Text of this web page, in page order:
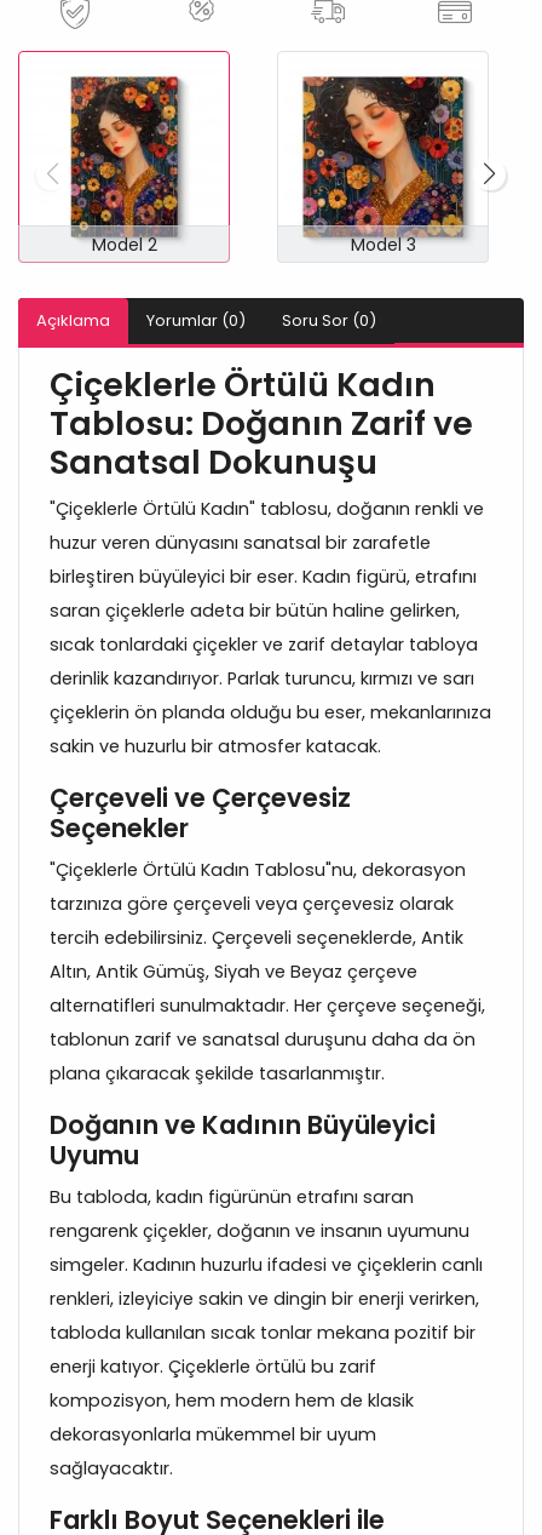
Model 2 Model 3
Açıklama Yorumlar (0) Soru Sor (0)
Çiçeklerle Örtülü Kadın
Tablosu: Doğanın Zarif ve
Sanatsal Dokunuşu
"Çiçeklerle Örtülü Kadın" tablosu, doğanın renkli ve
huzur veren dünyasını sanatsal bir zarafetle
birleştiren büyüleyici bir eser. Kadın figürü, etrafını
saran çiçeklerle adeta bir bütün haline gelirken,
sıcak tonlardaki çiçekler ve zarif detaylar tabloya
derinlik kazandırıyor. Parlak turuncu, kırmızı ve sarı
çiçeklerin ön planda olduğu bu eser, mekanlarınıza
sakin ve huzurlu bir atmosfer katacak.
Çerçeveli ve Çerçevesiz
Seçenekler
"Çiçeklerle Örtülü Kadın Tablosu"nu, dekorasyon
tarzınıza göre çerçeveli veya çerçevesiz olarak
tercih edebilirsiniz. Çerçeveli seçeneklerde, Antik
Altın, Antik Gümüş, Siyah ve Beyaz çerçeve
alternatifleri sunulmaktadır. Her çerçeve seçeneği,
tablonun zarif ve sanatsal duruşunu daha da ön
plana çıkaracak şekilde tasarlanmıştır.
Doğanın ve Kadının Büyüleyici
Uyumu
Bu tabloda, kadın figürünün etrafını saran
rengarenk çiçekler, doğanın ve insanın uyumunu
simgeler. Kadının huzurlu ifadesi ve çiçeklerin canlı
renkleri, izleyiciye sakin ve dingin bir enerji verirken,
tabloda kullanılan sıcak tonlar mekana pozitif bir
enerji katıyor. Çiçeklerle örtülü bu zarif
kompozisyon, hem modern hem de klasik
dekorasyonlarla mükemmel bir uyum
sağlayacaktır.
Farklı Boyut Seçenekleri ile